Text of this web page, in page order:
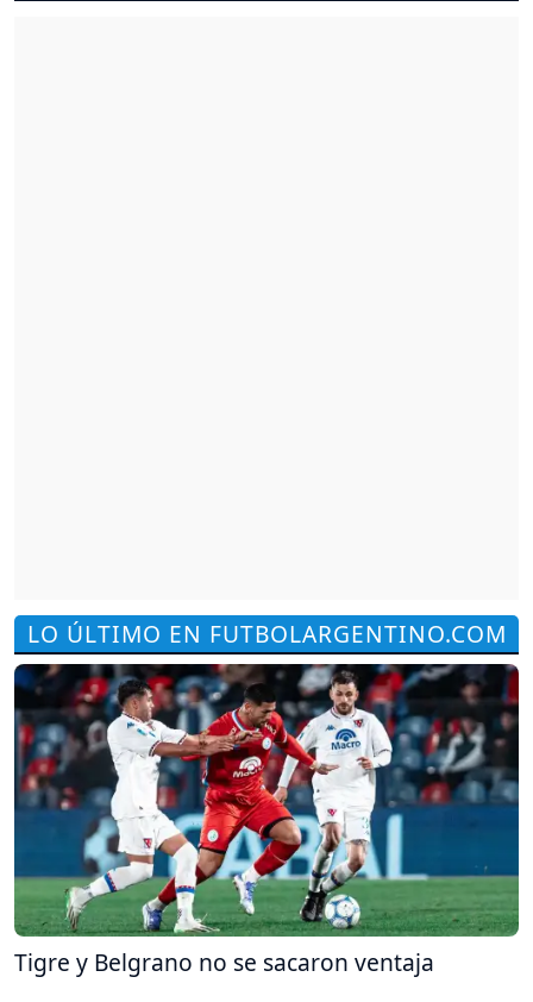
LO ÚLTIMO EN FUTBOLARGENTINO.COM
Tigre y Belgrano no se sacaron ventaja